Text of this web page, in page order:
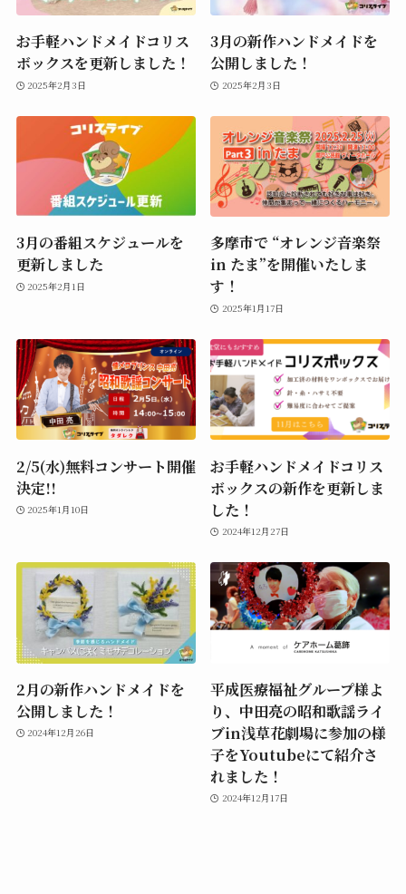
お手軽ハンドメイドコリス
ボックスを更新しました！
2025年2月3日
3月の新作ハンドメイドを
公開しました！
2025年2月3日
3月の番組スケジュールを
更新しました
2025年2月1日
多摩市で “オレンジ音楽祭
in たま”を開催いたしま
す！
2025年1月17日
2/5(水)無料コンサート開催
決定!!
2025年1月10日
お手軽ハンドメイドコリス
ボックスの新作を更新しま
した！
2024年12月27日
2月の新作ハンドメイドを
公開しました！
2024年12月26日
平成医療福祉グループ様よ
り、中田亮の昭和歌謡ライ
ブin浅草花劇場に参加の様
子をYoutubeにて紹介さ
れました！
2024年12月17日